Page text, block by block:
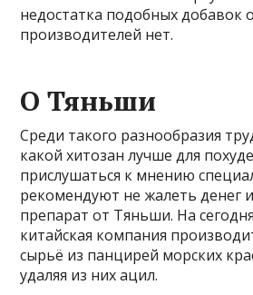
недостатка подобных добавок
производителей нет.
О Тяньши
Среди такого разнообразия
какой хитозан лучше для
прислушаться к мнению
рекомендуют не жалеть денег
препарат от Тяньши. На
китайская компания
сырьё из панцирей морских
удаляя из них ацил.